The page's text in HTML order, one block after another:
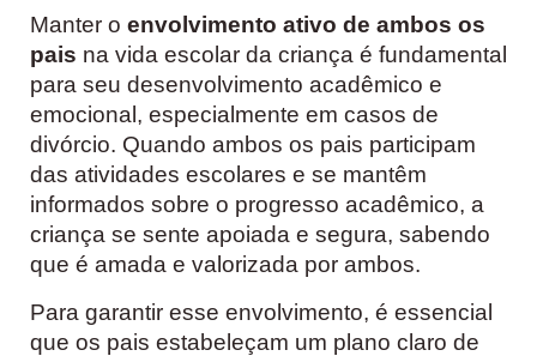
Manter o envolvimento ativo de ambos os
pais na vida escolar da criança é fundamental
para seu desenvolvimento acadêmico e
emocional, especialmente em casos de
divórcio. Quando ambos os pais participam
das atividades escolares e se mantêm
informados sobre o progresso acadêmico, a
criança se sente apoiada e segura, sabendo
que é amada e valorizada por ambos.
Para garantir esse envolvimento, é essencial
que os pais estabeleçam um plano claro de